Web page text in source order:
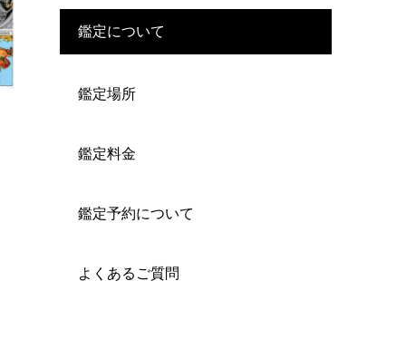
鑑定について
鑑定場所
鑑定料金
鑑定予約について
よくあるご質問